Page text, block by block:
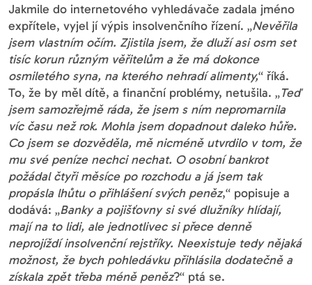
Jakmile do internetového vyhledávače zadala jméno
expřítele, vyjel jí výpis insolvenčního řízení. „Nevěřila
jsem vlastním očím. Zjistila jsem, že dluží asi osm set
tisíc korun různým věřitelům a že má dokonce
osmiletého syna, na kterého nehradí alimenty,“ říká.
To, že by měl dítě, a finanční problémy, netušila. „Teď
jsem samozřejmě ráda, že jsem s ním nepromarnila
víc času než rok. Mohla jsem dopadnout daleko hůře.
Co jsem se dozvěděla, mě nicméně utvrdilo v tom, že
mu své peníze nechci nechat. O osobní bankrot
požádal čtyři měsíce po rozchodu a já jsem tak
propásla lhůtu o přihlášení svých peněz,“ popisuje a
dodává: „Banky a pojišťovny si své dlužníky hlídají,
mají na to lidi, ale jednotlivec si přece denně
neprojíždí insolvenční rejstříky. Neexistuje tedy nějaká
možnost, že bych pohledávku přihlásila dodatečně a
získala zpět třeba méně peněz?“ ptá se.